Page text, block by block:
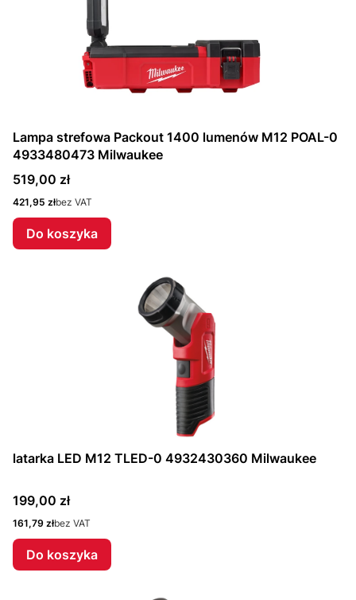
Lampa strefowa Packout 1400 lumenów M12 POAL-0
4933480473 Milwaukee
Cena
519,00 zł
Cena
421,95 złbez VAT
Do koszyka
latarka LED M12 TLED-0 4932430360 Milwaukee
Cena
199,00 zł
Cena
161,79 złbez VAT
Do koszyka